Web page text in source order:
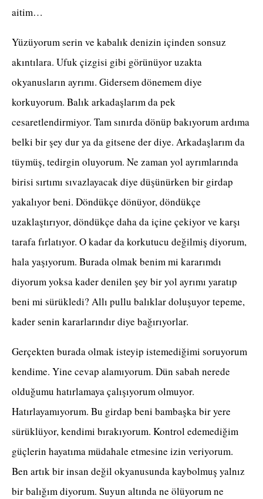
aitim…
Yüzüyorum serin ve kabalık denizin içinden sonsuz
akıntılara. Ufuk çizgisi gibi görünüyor uzakta
okyanusların ayrımı. Gidersem dönemem diye
korkuyorum. Balık arkadaşlarım da pek
cesaretlendirmiyor. Tam sınırda dönüp bakıyorum ardıma
belki bir şey dur ya da gitsene der diye. Arkadaşlarım da
tüymüş, tedirgin oluyorum. Ne zaman yol ayrımlarında
birisi sırtımı sıvazlayacak diye düşünürken bir girdap
yakalıyor beni. Döndükçe dönüyor, döndükçe
uzaklaştırıyor, döndükçe daha da içine çekiyor ve karşı
tarafa fırlatıyor. O kadar da korkutucu değilmiş diyorum,
hala yaşıyorum. Burada olmak benim mi kararımdı
diyorum yoksa kader denilen şey bir yol ayrımı yaratıp
beni mi sürükledi? Allı pullu balıklar doluşuyor tepeme,
kader senin kararlarındır diye bağırıyorlar.
Gerçekten burada olmak isteyip istemediğimi soruyorum
kendime. Yine cevap alamıyorum. Dün sabah nerede
olduğumu hatırlamaya çalışıyorum olmuyor.
Hatırlayamıyorum. Bu girdap beni bambaşka bir yere
sürüklüyor, kendimi bırakıyorum. Kontrol edemediğim
güçlerin hayatıma müdahale etmesine izin veriyorum.
Ben artık bir insan değil okyanusunda kaybolmuş yalnız
bir balığım diyorum. Suyun altında ne ölüyorum ne